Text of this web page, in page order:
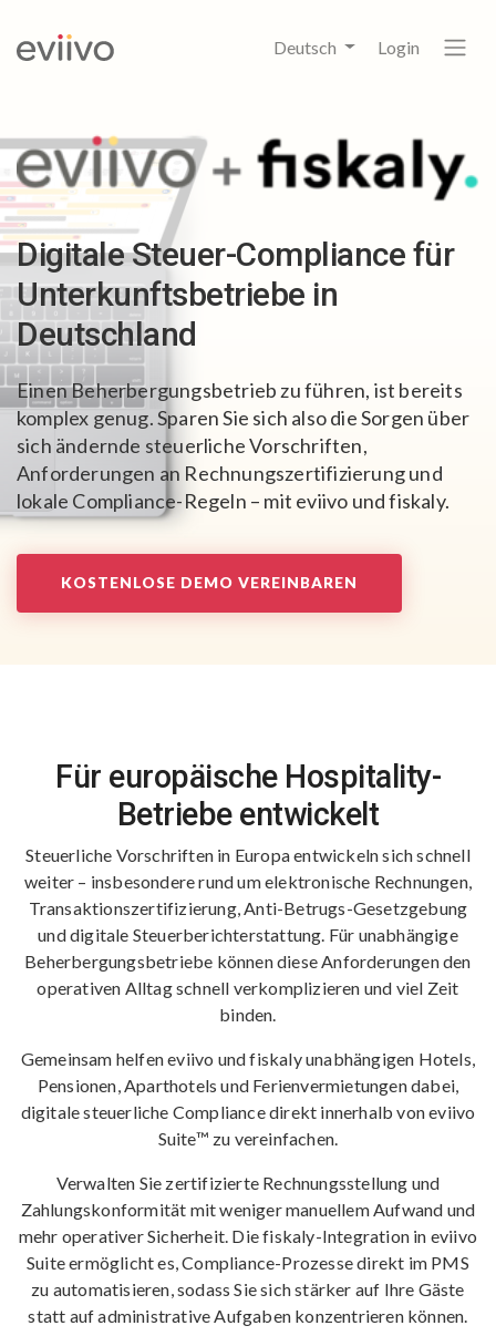
Deutsch Login
Digitale Steuer-Compliance für
Unterkunftsbetriebe in
Deutschland
Einen Beherbergungsbetrieb zu führen, ist bereits
komplex genug.Sparen Sie sich also die Sorgen über
sich ändernde steuerliche Vorschriften,
Anforderungen an Rechnungszertifizierung und
lokale Compliance-Regeln – mit eviivo und fiskaly.
KOSTENLOSE DEMO VEREINBAREN
Für europäische Hospitality-
Betriebe entwickelt
Steuerliche Vorschriften in Europa entwickeln sich schnell
weiter – insbesondere rund um elektronische Rechnungen,
Transaktionszertifizierung, Anti-Betrugs-Gesetzgebung
und digitale Steuerberichterstattung. Für unabhängige
Beherbergungsbetriebe können diese Anforderungen den
operativen Alltag schnell verkomplizieren und viel Zeit
binden.
Gemeinsam helfen eviivo und fiskaly unabhängigen Hotels,
Pensionen, Aparthotels und Ferienvermietungen dabei,
digitale steuerliche Compliance direkt innerhalb von eviivo
Suite™ zu vereinfachen.
Verwalten Sie zertifizierte Rechnungsstellung und
Zahlungskonformität mit weniger manuellem Aufwand und
mehr operativer Sicherheit. Die fiskaly-Integration in eviivo
Suite ermöglicht es, Compliance-Prozesse direkt im PMS
zu automatisieren, sodass Sie sich stärker auf Ihre Gäste
statt auf administrative Aufgaben konzentrieren können.